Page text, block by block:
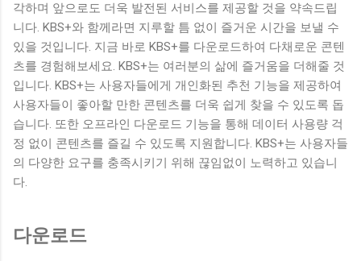
각하며 앞으로도 더욱 발전된 서비스를 제공할 것을 약속드립
니다. KBS+와 함께라면 지루할 틈 없이 즐거운 시간을 보낼 수
있을 것입니다. 지금 바로 KBS+를 다운로드하여 다채로운 콘텐
츠를 경험해보세요. KBS+는 여러분의 삶에 즐거움을 더해줄 것
입니다. KBS+는 사용자들에게 개인화된 추천 기능을 제공하여
사용자들이 좋아할 만한 콘텐츠를 더욱 쉽게 찾을 수 있도록 돕
습니다. 또한 오프라인 다운로드 기능을 통해 데이터 사용량 걱
정 없이 콘텐츠를 즐길 수 있도록 지원합니다. KBS+는 사용자들
의 다양한 요구를 충족시키기 위해 끊임없이 노력하고 있습니
다.
다운로드